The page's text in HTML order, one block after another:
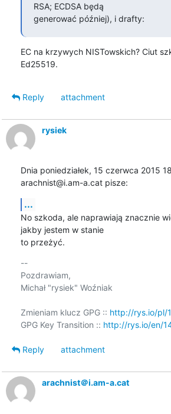
RSA; ECDSA będą
generować później), i drafty:
EC na krzywych NISTowskich? Ciut
Ed25519.
Reply
attachment
rysiek
Dnia poniedziałek, 15 czerwca 2015
arachnist@i.am-a.cat pisze:
...
No szkoda, ale naprawiają znacznie
jakby jestem w stanie
to przeżyć.
--
Pozdrawiam,
Michał "rysiek" Woźniak
Zmieniam klucz GPG :: http://rys.io/pl/
GPG Key Transition :: http://rys.io/en/
Reply
attachment
arachnist＠i.am-a.cat